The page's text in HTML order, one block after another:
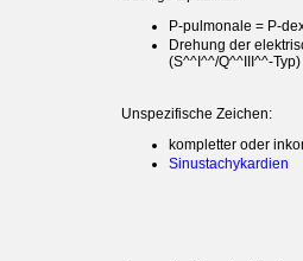
P-pulmonale = P-
Drehung der
(S^^I^^/Q^^III^^-Typ)
Unspezifische Zeichen:
kompletter oder
Sinustachykardien